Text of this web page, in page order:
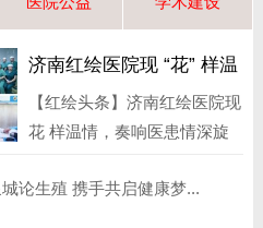
济南红绘医院现 “花” 样温
情，奏响医患情深旋律
【红绘头条】济南红绘医院现
花 样温情，奏响医患情深旋
论生殖 携手共启健康梦...